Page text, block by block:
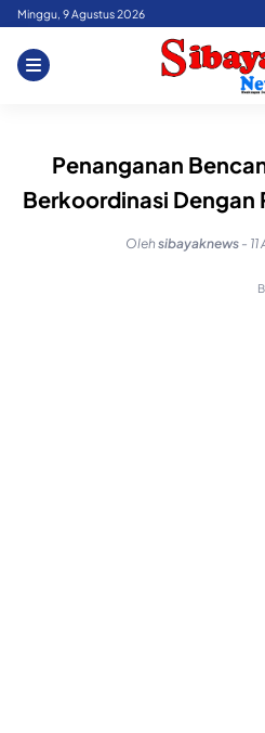
Skip
content
Minggu, 9 Agustus 2026
Penanganan
Berkoordinasi Dengan
Olehsibayaknews -